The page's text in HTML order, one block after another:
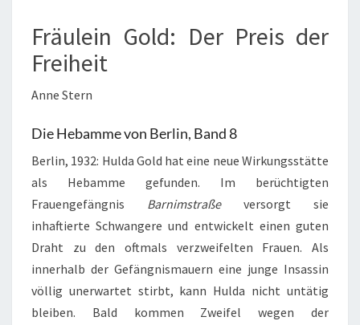
Fräulein Gold: Der Preis der
Freiheit
Anne Stern
Die Hebamme von Berlin, Band 8
Berlin, 1932: Hulda Gold hat eine neue Wirkungsstätte
als Hebamme gefunden. Im berüchtigten
Frauengefängnis Barnimstraße versorgt sie
inhaftierte Schwangere und entwickelt einen guten
Draht zu den oftmals verzweifelten Frauen. Als
innerhalb der Gefängnismauern eine junge Insassin
völlig unerwartet stirbt, kann Hulda nicht untätig
bleiben. Bald kommen Zweifel wegen der